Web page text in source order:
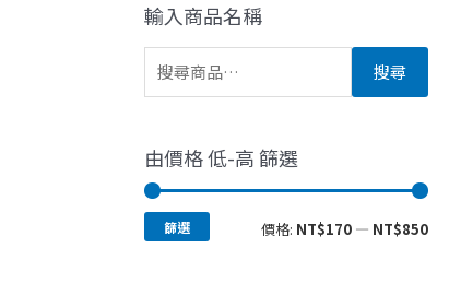
輸入商品名稱
搜尋
由價格 低-高 篩選
篩選 價格: NT$170 — NT$850